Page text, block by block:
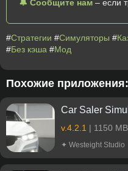
🔔 Сообщите нам – если
#Стратегии #Симуляторы #
#Без кэша #Мод
Похожие приложения:
Car Saler
v.4.2.1 | 1150 MB
✦ Westeight Studio